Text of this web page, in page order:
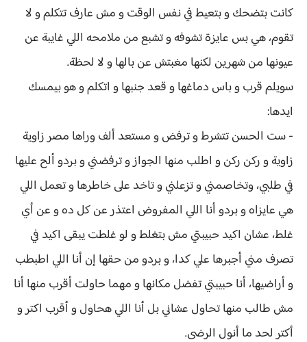
كانت بتضحك و بتعيط في نفس الوقت و مش عارف تتكلم و لا
تقوم، هي بس عايزة تشوفه و تشبع من ملامحه اللي غايبة عن
عيونها من شهرين لكنها مغبتش عن بالها و لا لحظة.
سويلم قرب و باس دماغها و قعد جنبها و اتكلم و هو بيمسك
ايدها:
- ست الحسن تتشرط و ترفض و مستعد ألف وراها مصر زاوية
زاوية و ركن ركن و اطلب منها الجواز و ترفضني و بردو ألح عليها
في طلبي، وتخاصمني و تزعلني و تاخد على خاطرها و تعمل اللي
هي عايزاه و بردو أنا اللي المفروض اعتذر عن كل ده و عن أي
غلط، عشان اكيد حبيبتي مش بتغلط و لو غلطت يبقى اكيد في
تصرف مني أجبرها علي كدا، و بردو من حقها إن أنا اللي اطبطب
و أراضيها، أنا حبيبتي تفضل مكانها و مهما حاولت أقرب منها أنا
مش طالب منها تحاول عشاني بل أنا اللي هحاول و أقرب اكتر و
أكتر لحد ما أنول الرضى.